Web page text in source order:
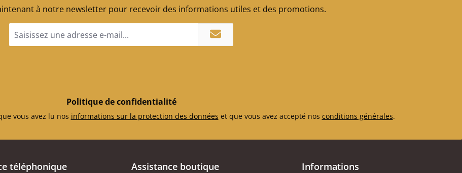
à notre newsletter pour recevoir des informations utiles et des promotions.
e-
Politique de confidentialité
vous avez lu nos informations sur la protection des données et que vous avez accepté nos conditions générales.
téléphonique Assistance boutique Informations